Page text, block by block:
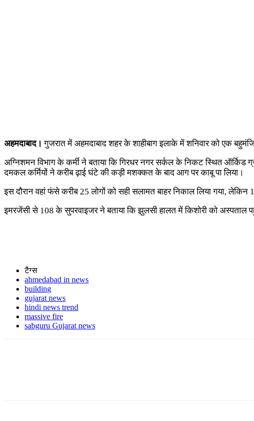
अहमदाबाद। गुजरात में अहमदाबाद शहर के शाहीबाग इलाके में शनिवार को एक
अग्निशमन विभाग के कर्मी ने बताया कि गिरधर नगर सर्कल के निकट स्थित
दमकल कर्मियों ने करीब ढ़ाई घंटे की कड़ी मशक्कत के बाद आग पर काबू पा लिया।
इस दौरान वहां फंसे करीब 25 लोगों को सही सलामत बाहर निकाल लिया गया,
इमरजेंसी से 108 के सुपरवाइजर ने बताया कि झुलसी हालत में किशोरी को अस्पताल
टैग्स
ahmedabad in news
building
gujarat news
hindi news trend
massive fire
sabguru Gujarat news